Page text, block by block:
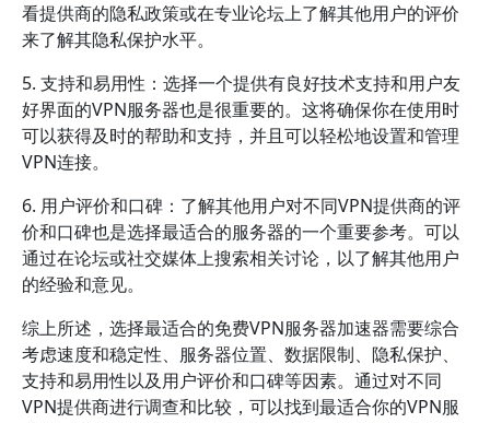
看提供商的隐私政策或在专业论坛上了解其他用户的评价
来了解其隐私保护水平。
5. 支持和易用性：选择一个提供有良好技术支持和用户友
好界面的VPN服务器也是很重要的。这将确保你在使用时
可以获得及时的帮助和支持，并且可以轻松地设置和管理
VPN连接。
6. 用户评价和口碑：了解其他用户对不同VPN提供商的评
价和口碑也是选择最适合的服务器的一个重要参考。可以
通过在论坛或社交媒体上搜索相关讨论，以了解其他用户
的经验和意见。
综上所述，选择最适合的免费VPN服务器加速器需要综合
考虑速度和稳定性、服务器位置、数据限制、隐私保护、
支持和易用性以及用户评价和口碑等因素。通过对不同
VPN提供商进行调查和比较，可以找到最适合你的VPN服